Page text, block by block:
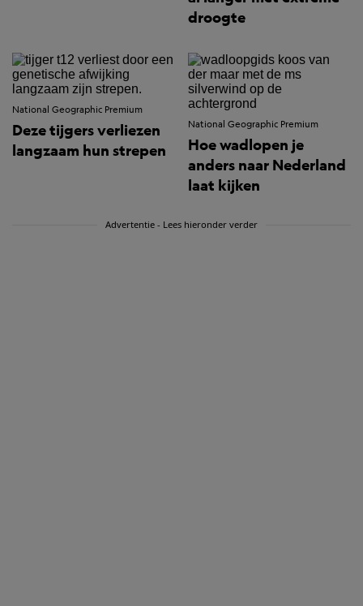
droogte
National Geographic Premium
Deze tijgers verliezen
langzaam hun strepen
National Geographic Premium
Hoe wadlopen je
anders naar Nederland
laat kijken
Advertentie - Lees hieronder verder